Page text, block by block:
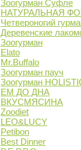
Зоогурман Суфле
НАТУРАЛЬНАЯ
Четвероногий
Деревенские
Зоогурман
Elato
Mr.Buffalo
Зоогурман пауч
Зоогурман
ЕМ ДО ДНА
ВКУСМЯСИНА
Zoodiet
LEO&LUCY
Petibon
Best Dinner